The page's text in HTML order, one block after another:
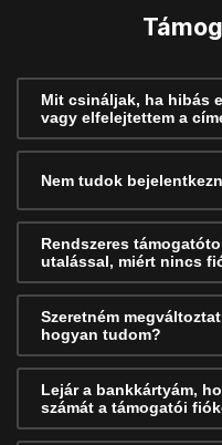
Mit csináljak, ha hibás
vagy elfelejtettem a
Nem tudok
Rendszeres
utalással, miért nincs
Szeretném
hogyan tudom?
Lejár a bankkártyám,
számát a támogatói